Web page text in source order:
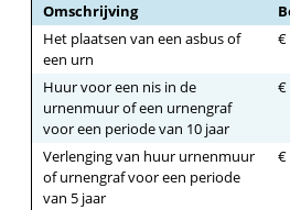
Omschrijving
Het plaatsen van een asbus of
een urn
€
Huur voor een nis in de
urnenmuur of een urnengraf
voor een periode van 10 jaar
€
Verlenging van huur urnenmuur
of urnengraf voor een periode
van 5 jaar
€